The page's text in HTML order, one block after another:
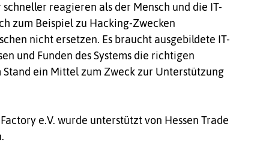
reagieren als der Mensch und die IT-
zum Beispiel zu Hacking-Zwecken
nicht ersetzen. Es braucht ausgebildete IT-
und Funden des Systems die richtigen
ein Mittel zum Zweck zur Unterstützung
e.V. wurde unterstützt von Hessen Trade